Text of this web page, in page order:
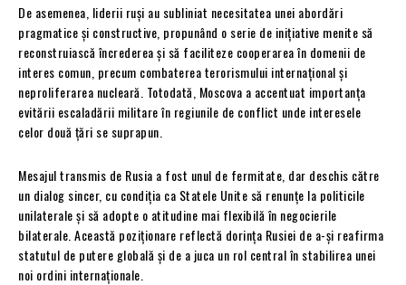
De asemenea, liderii ruși au subliniat necesitatea unei abordări
pragmatice și constructive, propunând o serie de inițiative menite să
reconstruiască încrederea și să faciliteze cooperarea în domenii de
interes comun, precum combaterea terorismului internațional și
neproliferarea nucleară. Totodată, Moscova a accentuat importanța
evitării escaladării militare în regiunile de conflict unde interesele
celor două țări se suprapun.
Mesajul transmis de Rusia a fost unul de fermitate, dar deschis către
un dialog sincer, cu condiția ca Statele Unite să renunțe la politicile
unilaterale și să adopte o atitudine mai flexibilă în negocierile
bilaterale. Această poziționare reflectă dorința Rusiei de a-și reafirma
statutul de putere globală și de a juca un rol central în stabilirea unei
noi ordini internaționale.